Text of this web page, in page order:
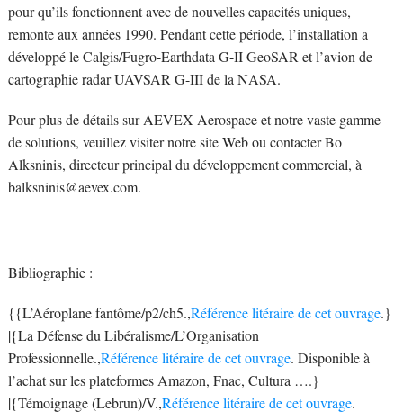
pour qu’ils fonctionnent avec de nouvelles capacités uniques,
remonte aux années 1990. Pendant cette période, l’installation a
développé le Calgis/Fugro-Earthdata G-II GeoSAR et l’avion de
cartographie radar UAVSAR G-III de la NASA.
Pour plus de détails sur AEVEX Aerospace et notre vaste gamme
de solutions, veuillez visiter notre site Web ou contacter Bo
Alksninis, directeur principal du développement commercial, à
balksninis@aevex.com.
Bibliographie :
{{L’Aéroplane fantôme/p2/ch5.,Référence litéraire de cet ouvrage.}
|{La Défense du Libéralisme/L’Organisation
Professionnelle.,Référence litéraire de cet ouvrage. Disponible à
l’achat sur les plateformes Amazon, Fnac, Cultura ….}
|{Témoignage (Lebrun)/V.,Référence litéraire de cet ouvrage.